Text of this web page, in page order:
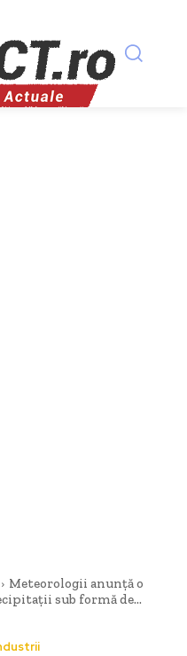
Meteorologii anunță o
sub formă de...